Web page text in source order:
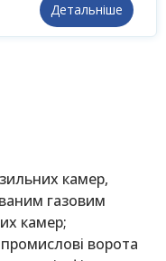
Детальніше
камер,
газовим
камер;
промислові ворота